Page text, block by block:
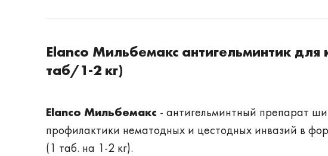
Elanco Мильбемакс антигельминтик
таб/1-2 кг)
Elanco Мильбемакс - антигельминтный препарат
профилактики нематодных и цестодных инвазий в
(1 таб. на 1-2 кг).